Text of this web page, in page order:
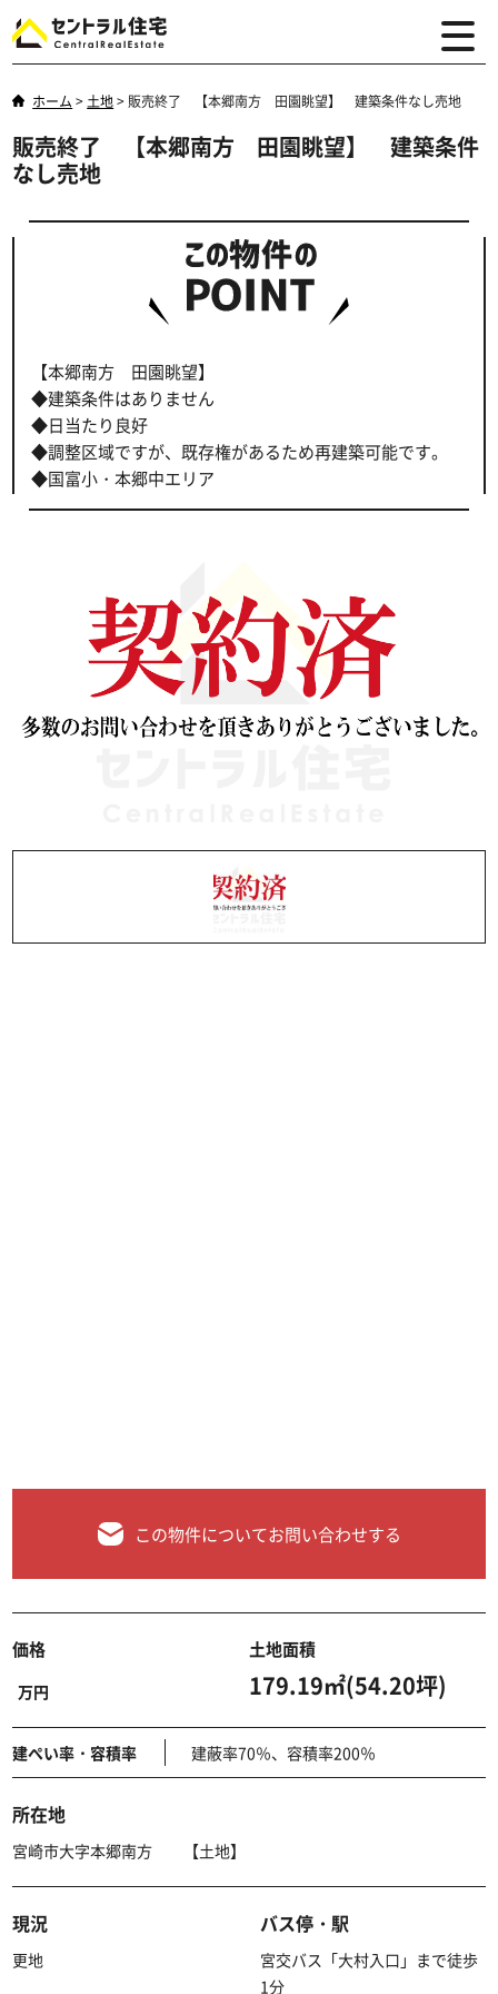
ホーム > 土地> 販売終了 【本郷南方 田園眺望】 建築条件なし売地
販売終了 【本郷南方 田園眺望】 建築条件
なし売地
【本郷南方 田園眺望】
◆建築条件はありません
◆日当たり良好
◆調整区域ですが、既存権があるため再建築可能です。
◆国富小・本郷中エリア
この物件についてお問い合わせする
価格
万円
土地面積
179.19㎡(54.20坪)
建ぺい率・容積率 建蔽率70％、容積率200％
所在地
宮崎市大字本郷南方 【土地】
現況
更地
バス停・駅
宮交バス「大村入口」まで徒歩
1分